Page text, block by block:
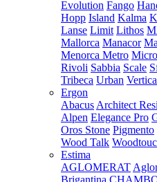
Evolution Fango
Hopp Island Kalma
Lanse Limit Lithos
Mallorca Manacor
Menorca Metro Micro
Rivoli Sabbia Scale
Tribeca Urban
Ergon
Abacus Architect
Alpen Elegance Pro
Oros Stone Pigmento
Wood Talk
Estima
AGLOMERAT